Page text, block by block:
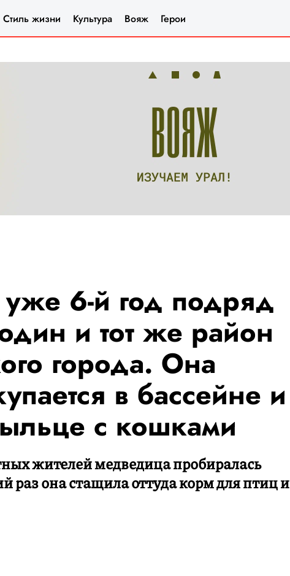
Стиль жизни Культура Вояж Герои
6-й год подряд
и тот же район
города. Она
в бассейне и
с кошками
жителей медведица пробиралась
раз она стащила оттуда корм для птиц и